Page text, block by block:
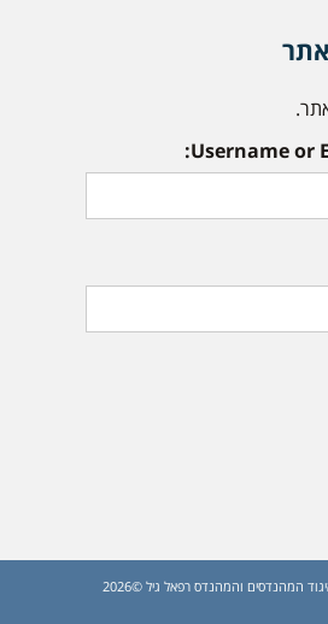
Username or
כל הזכויות שמורות לאיגוד המהנדסים והמהנדס רפאל גיל ©2026